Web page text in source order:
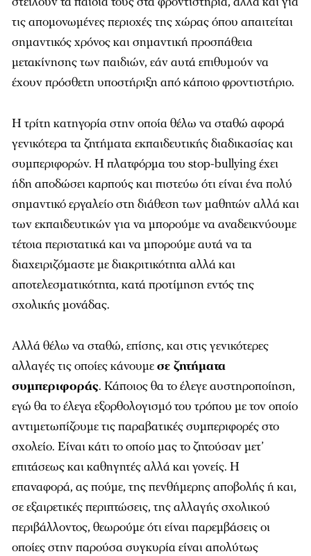
τις απομονωμένες περιοχές της χώρας όπου απαιτείται
σημαντικός χρόνος και σημαντική προσπάθεια
μετακίνησης των παιδιών, εάν αυτά επιθυμούν να
έχουν πρόσθετη υποστήριξη από κάποιο φροντιστήριο.
Η τρίτη κατηγορία στην οποία θέλω να σταθώ αφορά
γενικότερα τα ζητήματα εκπαιδευτικής διαδικασίας και
συμπεριφορών. Η πλατφόρμα του stop-bullying έχει
ήδη αποδώσει καρπούς και πιστεύω ότι είναι ένα πολύ
σημαντικό εργαλείο στη διάθεση των μαθητών αλλά και
των εκπαιδευτικών για να μπορούμε να αναδεικνύουμε
τέτοια περιστατικά και να μπορούμε αυτά να τα
διαχειριζόμαστε με διακριτικότητα αλλά και
αποτελεσματικότητα, κατά προτίμηση εντός της
σχολικής μονάδας.
Αλλά θέλω να σταθώ, επίσης, και στις γενικότερες
αλλαγές τις οποίες κάνουμεσε ζητήματα
συμπεριφοράς. Κάποιος θα το έλεγε αυστηροποίηση,
εγώ θα το έλεγα εξορθολογισμό του τρόπου με τον οποίο
αντιμετωπίζουμε τις παραβατικές συμπεριφορές στο
σχολείο. Είναι κάτι το οποίο μας το ζητούσαν μετ’
επιτάσεως και καθηγητές αλλά και γονείς. Η
επαναφορά, ας πούμε, της πενθήμερης αποβολής ή και,
σε εξαιρετικές περιπτώσεις, της αλλαγής σχολικού
περιβάλλοντος, θεωρούμε ότι είναι παρεμβάσεις οι
οποίες στην παρούσα συγκυρία είναι απολύτως